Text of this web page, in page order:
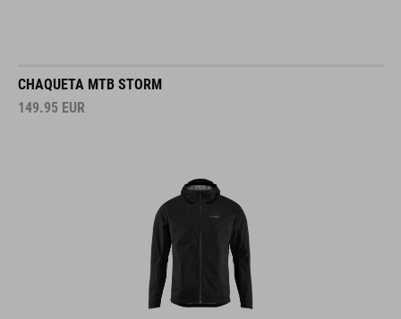
CHAQUETA MTB STORM
149.95 EUR